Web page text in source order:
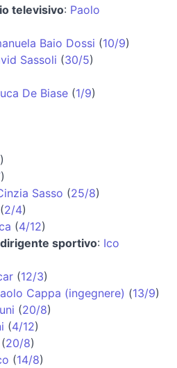
televisivo: Paolo
Baio Dossi (10/9)
Sassoli (30/5)
De Biase (1/9)
)
)
Sasso (25/8)
(2/4)
(4/12)
sportivo: Ico
(12/3)
Cappa (ingegnere) (13/9)
(20/8)
(4/12)
(20/8)
(14/8)